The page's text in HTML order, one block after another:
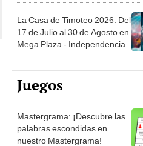
La Casa de Timoteo 2026: Del
17 de Julio al 30 de Agosto en
Mega Plaza - Independencia
Juegos
Mastergrama: ¡Descubre las
palabras escondidas en
nuestro Mastergrama!